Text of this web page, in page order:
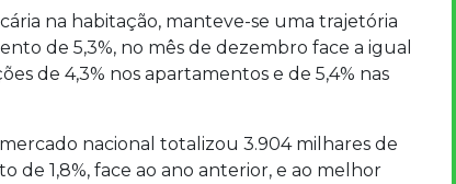
na habitação, manteve-se uma trajetória
de 5,3%, no mês de dezembro face a igual
de 4,3% nos apartamentos e de 5,4% nas
nacional totalizou 3.904 milhares de
1,8%, face ao ano anterior, e ao melhor